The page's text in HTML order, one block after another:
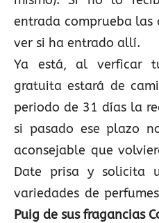
entrada comprueba las
ver si ha entrado allí.
Ya está, al verficar
gratuita estará de
periodo de 31 días la
si pasado ese plazo
aconsejable que
Date prisa y solicita
variedades de
Puig de sus fragancias